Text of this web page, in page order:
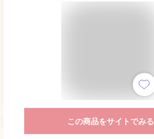
この商品をサイトでみる